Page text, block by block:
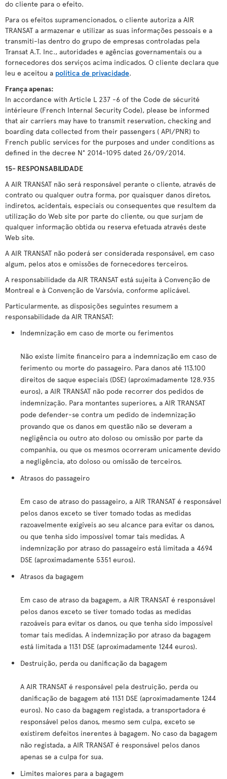
do cliente para o efeito.
Para os efeitos supramencionados, o cliente autoriza a AIR
TRANSAT a armazenar e utilizar as suas informações pessoais e a
transmiti-las dentro do grupo de empresas controladas pela
Transat A.T. Inc., autoridades e agências governamentais ou a
fornecedores dos serviços acima indicados. O cliente declara que
leu e aceitou a política de privacidade.
França apenas:
In accordance with Article L 237 -6 of the Code de sécurité
intérieure (French Internal Security Code), please be informed
that air carriers may have to transmit reservation, checking and
boarding data collected from their passengers ( API/PNR) to
French public services for the purposes and under conditions as
defined in the decree N° 2014-1095 dated 26/09/2014.
15- RESPONSABILIDADE
A AIR TRANSAT não será responsável perante o cliente, através de
contrato ou qualquer outra forma, por quaisquer danos diretos,
indiretos, acidentais, especiais ou consequentes que resultem da
utilização do Web site por parte do cliente, ou que surjam de
qualquer informação obtida ou reserva efetuada através deste
Web site.
A AIR TRANSAT não poderá ser considerada responsável, em caso
algum, pelos atos e omissões de fornecedores terceiros.
A responsabilidade da AIR TRANSAT está sujeita à Convenção de
Montreal e à Convenção de Varsóvia, conforme aplicável.
Particularmente, as disposições seguintes resumem a
responsabilidade da AIR TRANSAT:
Indemnização em caso de morte ou ferimentos
Não existe limite financeiro para a indemnização em caso de
ferimento ou morte do passageiro. Para danos até 113.100
direitos de saque especiais (DSE) (aproximadamente 128.935
euros), a AIR TRANSAT não pode recorrer dos pedidos de
indemnização. Para montantes superiores, a AIR TRANSAT
pode defender-se contra um pedido de indemnização
provando que os danos em questão não se deveram a
negligência ou outro ato doloso ou omissão por parte da
companhia, ou que os mesmos ocorreram unicamente devido
a negligência, ato doloso ou omissão de terceiros.
Atrasos do passageiro
Em caso de atraso do passageiro, a AIR TRANSAT é responsável
pelos danos exceto se tiver tomado todas as medidas
razoavelmente exigíveis ao seu alcance para evitar os danos,
ou que tenha sido impossível tomar tais medidas. A
indemnização por atraso do passageiro está limitada a 4694
DSE (aproximadamente 5351 euros).
Atrasos da bagagem
Em caso de atraso da bagagem, a AIR TRANSAT é responsável
pelos danos exceto se tiver tomado todas as medidas
razoáveis para evitar os danos, ou que tenha sido impossível
tomar tais medidas. A indemnização por atraso da bagagem
está limitada a 1131 DSE (aproximadamente 1244 euros).
Destruição, perda ou danificação da bagagem
A AIR TRANSAT é responsável pela destruição, perda ou
danificação de bagagem até 1131 DSE (aproximadamente 1244
euros). No caso da bagagem registada, a transportadora é
responsável pelos danos, mesmo sem culpa, exceto se
existirem defeitos inerentes à bagagem. No caso da bagagem
não registada, a AIR TRANSAT é responsável pelos danos
apenas se a culpa for sua.
Limites maiores para a bagagem